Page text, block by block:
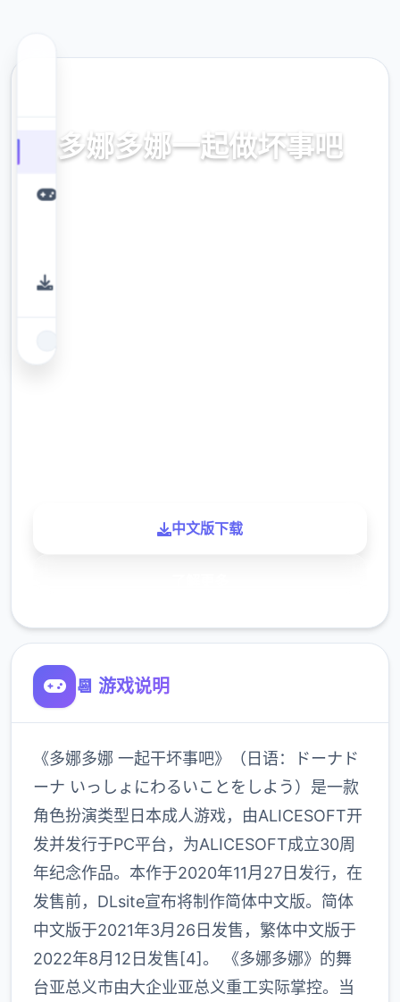
多娜多娜一起做坏事吧
官方中文，中文下载，中文入口，官网入口，
中文版下载
📆 游戏说明
《多娜多娜 一起干坏事吧》（日语：ドーナド
ーナ いっしょにわるいことをしよう）是一款
角色扮演类型日本成人游戏，由ALICESOFT开
发并发行于PC平台，为ALICESOFT成立30周
年纪念作品。本作于2020年11月27日发行，在
发售前，DLsite宣布将制作简体中文版。简体
中文版于2021年3月26日发售，繁体中文版于
2022年8月12日发售[4]。 《多娜多娜》的舞
台亚总义市由大企业亚总义重工实际掌控。当